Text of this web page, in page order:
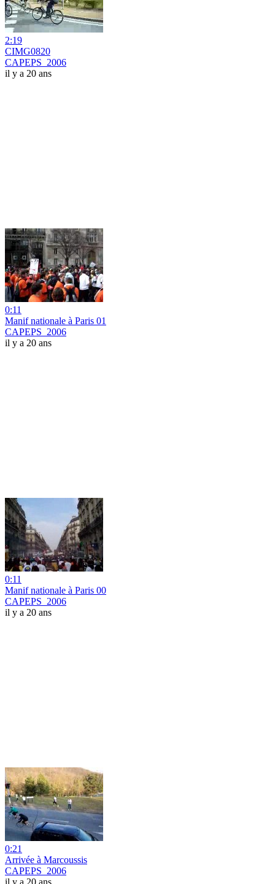
2:19
CIMG0820
CAPEPS_2006
il y a 20 ans
0:11
Manif nationale à Paris 01
CAPEPS_2006
il y a 20 ans
0:11
Manif nationale à Paris 00
CAPEPS_2006
il y a 20 ans
0:21
Arrivée à Marcoussis
CAPEPS_2006